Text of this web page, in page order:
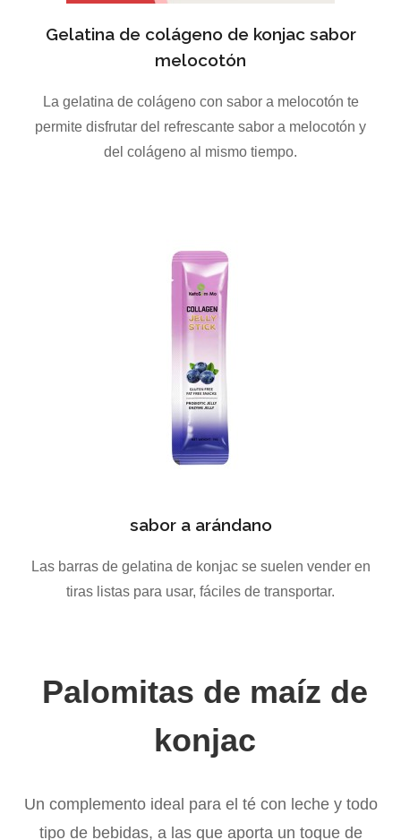
Gelatina de colágeno de konjac sabor
melocotón
La gelatina de colágeno con sabor a melocotón te
permite disfrutar del refrescante sabor a melocotón y
del colágeno al mismo tiempo.
sabor a arándano
Las barras de gelatina de konjac se suelen vender en
tiras listas para usar, fáciles de transportar.
Palomitas de maíz de
konjac
Un complemento ideal para el té con leche y todo
tipo de bebidas, a las que aporta un toque de